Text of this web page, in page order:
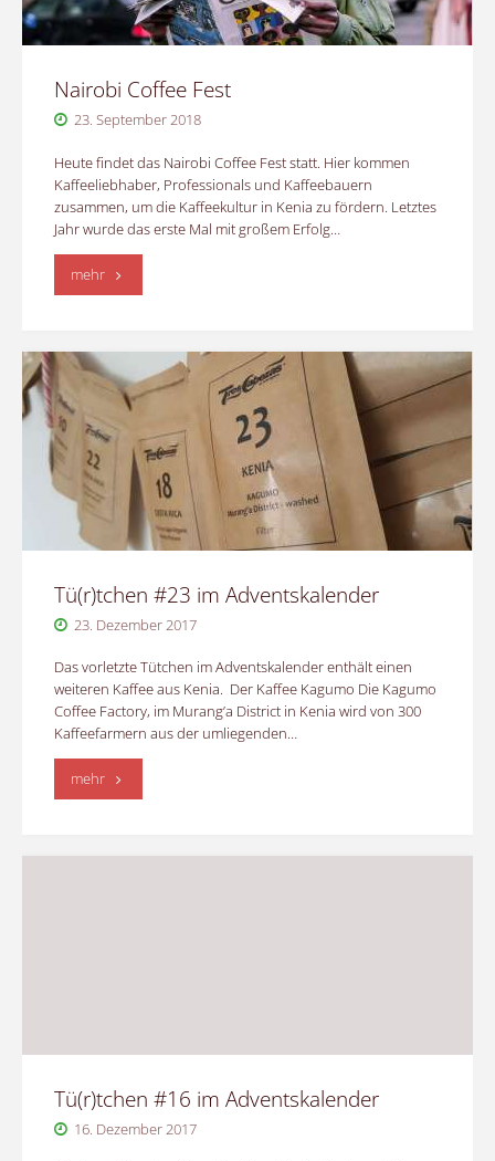
Nairobi Coffee Fest
23. September 2018
Heute findet das Nairobi Coffee Fest statt. Hier kommen
Kaffeeliebhaber, Professionals und Kaffeebauern
zusammen, um die Kaffeekultur in Kenia zu fördern. Letztes
Jahr wurde das erste Mal mit großem Erfolg…
mehr"Nairobi
Fest"
Tü(r)tchen #23 im Adventskalender
23. Dezember 2017
Das vorletzte Tütchen im Adventskalender enthält einen
weiteren Kaffee aus Kenia. Der Kaffee Kagumo Die Kagumo
Coffee Factory, im Murang’a District in Kenia wird von 300
Kaffeefarmern aus der umliegenden…
mehr"Tü(r)tchen
Tü(r)tchen #16 im Adventskalender
16. Dezember 2017